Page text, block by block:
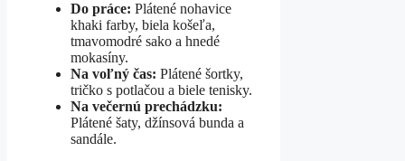
Do práce: Plátené nohavice
khaki farby, biela košeľa,
tmavomodré sako a hnedé
mokasíny.
Na voľný čas: Plátené šortky,
tričko s potlačou a biele tenisky.
Na večernú prechádzku:
Plátené šaty, džínsová bunda a
sandále.